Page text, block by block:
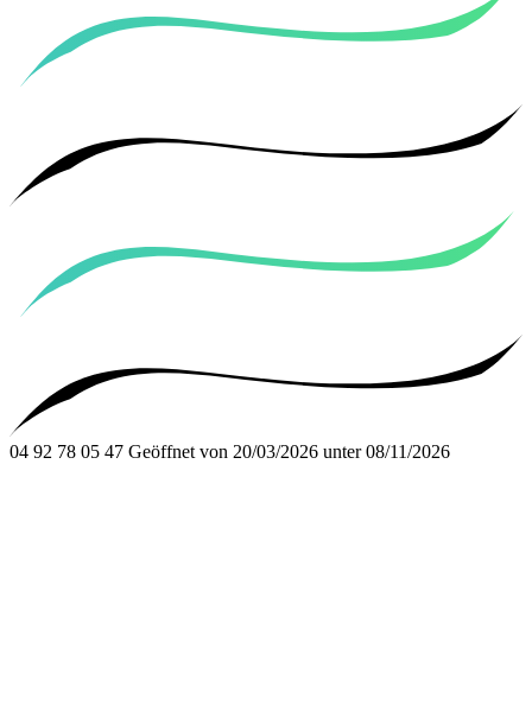
04 92 78 05 47 Geöffnet von 20/03/2026 unter 08/11/2026